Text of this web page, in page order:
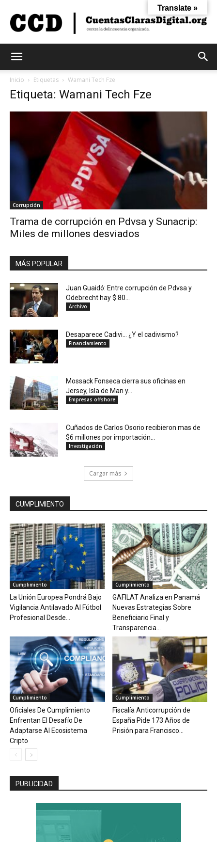
Digital
Inicio Etiquetas Wamani Tech Fze
Etiqueta: Wamani Tech Fze
Corrupción
Trama de corrupción en Pdvsa y Sunacrip:
Miles de millones desviados
MÁS POPULAR
Juan Guaidó: Entre corrupción de Pdvsa y
Odebrecht hay $ 80...
Archivo
Desaparece Cadivi… ¿Y el cadivismo?
Financiamiento
Mossack Fonseca cierra sus oficinas en
Jersey, Isla de Man y...
Empresas offshore
Cuñados de Carlos Osorio recibieron mas de
$6 millones por importación...
Investigación
Cargar más
CUMPLIMIENTO
Cumplimiento
La Unión Europea Pondrá Bajo
Vigilancia Antilavado Al Fútbol
Profesional Desde...
Cumplimiento
GAFILAT Analiza en Panamá
Nuevas Estrategias Sobre
Beneficiario Final y
Transparencia...
Cumplimiento
Oficiales De Cumplimiento
Enfrentan El Desafío De
Adaptarse Al Ecosistema
Cripto
Cumplimiento
Fiscalía Anticorrupción de
España Pide 173 Años de
Prisión para Francisco...
PUBLICIDAD
Translate »